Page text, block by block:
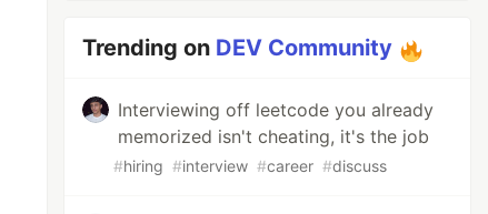
Trending on DEV Community
Interviewing off leetcode you already
memorized isn't cheating, it's the job
#hiring #interview #career #discuss